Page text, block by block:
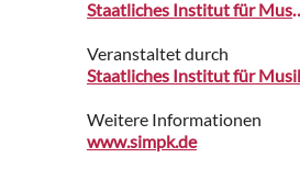
Staatliches Institut für
Veranstaltet durch
Staatliches Institut für
Weitere Informationen
www.simpk.de